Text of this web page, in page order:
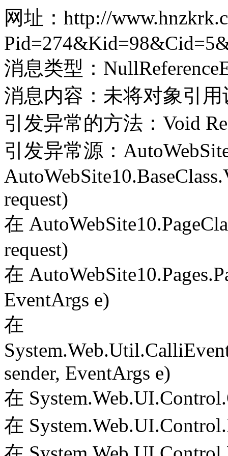
网址：http://
消息类型：
消息内容：未将对象引
引发异常的方法：Void
引发异常源：
request)
在
request)
在
EventArgs e)
在
sender, EventArgs e)
在
在